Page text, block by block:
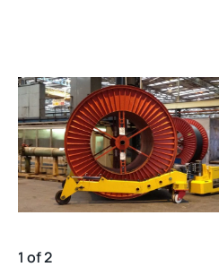
1 of 2